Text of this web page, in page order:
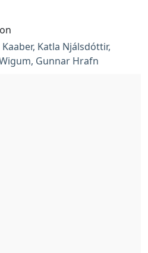
Katla Njálsdóttir,
Gunnar Hrafn